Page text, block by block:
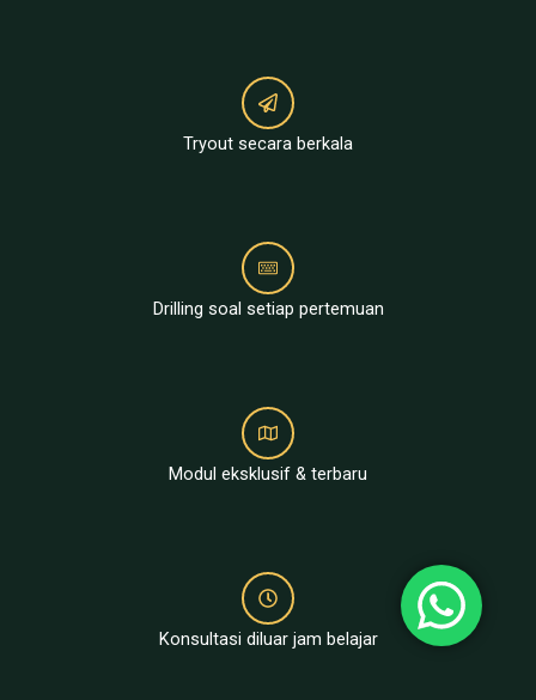
Tryout secara berkala
Drilling soal setiap pertemuan
Modul eksklusif & terbaru
Konsultasi diluar jam belajar